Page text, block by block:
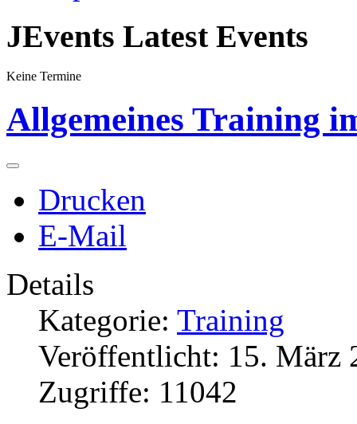
JEvents Latest Events
Keine Termine
Allgemeines Training
Drucken
E-Mail
Details
Kategorie: Training
Veröffentlicht: 15. März
Zugriffe: 11042